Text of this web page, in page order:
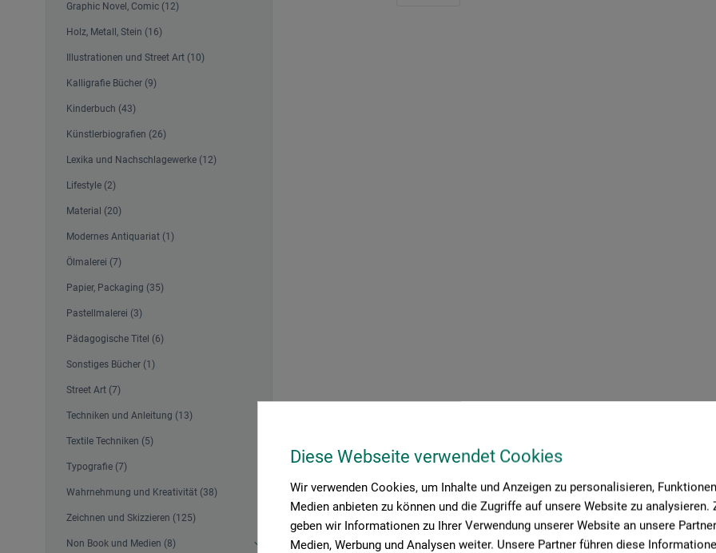
Diese Webseite verwendet Cookies
Wir verwenden Cookies, um Inhalte und Anzeigen zu personalisieren,
Medien anbieten zu können und die Zugriffe auf unsere Website zu analysieren.
geben wir Informationen zu Ihrer Verwendung unserer Website an unsere
Medien, Werbung und Analysen weiter. Unsere Partner führen diese
Graphic Novel, Comic (12)
Holz, Metall, Stein (16)
Illustrationen und Street Art (10)
Kalligrafie Bücher (9)
Kinderbuch (43)
Künstlerbiografien (26)
Lexika und Nachschlagewerke (12)
Lifestyle (2)
Material (20)
Modernes Antiquariat (1)
Ölmalerei (7)
Papier, Packaging (35)
Pastellmalerei (3)
Pädagogische Titel (6)
Sonstiges Bücher (1)
Street Art (7)
Techniken und Anleitung (13)
Textile Techniken (5)
Typografie (7)
Wahrnehmung und Kreativität (38)
Zeichnen und Skizzieren (125)
Non Book und Medien (8)